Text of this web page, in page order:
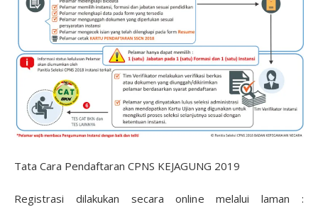
Tata Cara Pendaftaran CPNS KEJAGUNG 2019
Registrasi dilakukan secara online melalui laman :